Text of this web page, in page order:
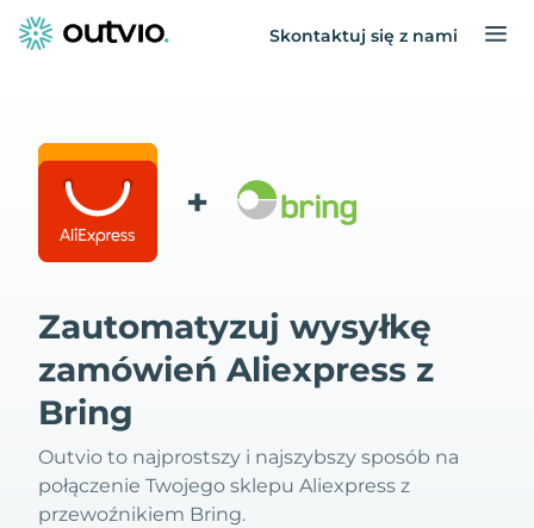
Skontaktuj się z nami
+
Zautomatyzuj wysyłkę
zamówień Aliexpress z
Bring
Outvio to najprostszy i najszybszy sposób na
połączenie Twojego sklepu Aliexpress z
przewoźnikiem Bring.